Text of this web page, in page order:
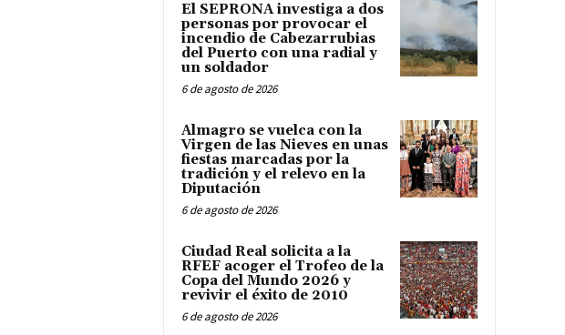
El SEPRONA investiga a dos
personas por provocar el
incendio de Cabezarrubias
del Puerto con una radial y
un soldador
6 de agosto de 2026
Almagro se vuelca con la
Virgen de las Nieves en unas
fiestas marcadas por la
tradición y el relevo en la
Diputación
6 de agosto de 2026
Ciudad Real solicita a la
RFEF acoger el Trofeo de la
Copa del Mundo 2026 y
revivir el éxito de 2010
6 de agosto de 2026